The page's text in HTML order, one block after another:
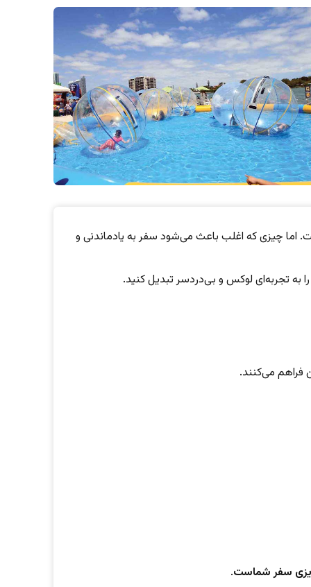
اما چیزی که اغلب باعث می‌شود سفر به یادماندنی و
به تجربه‌ای لوکس و بی‌دردسر تبدیل کنید.
فراهم می‌کنند.
سفر شماست.